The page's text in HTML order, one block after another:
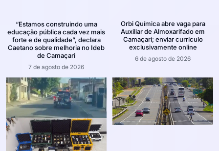
“Estamos construindo uma
educação pública cada vez mais
forte e de qualidade”, declara
Caetano sobre melhoria no Ideb
de Camaçari
7 de agosto de 2026
Orbi Química abre vaga para
Auxiliar de Almoxarifado em
Camaçari; enviar currículo
exclusivamente online
6 de agosto de 2026